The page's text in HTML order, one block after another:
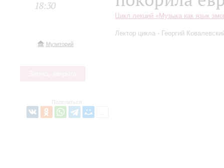
18:30
Музиторий
Поделиться:
Цикл лекций «Музыка как язык
Лектор цикла - Георгий